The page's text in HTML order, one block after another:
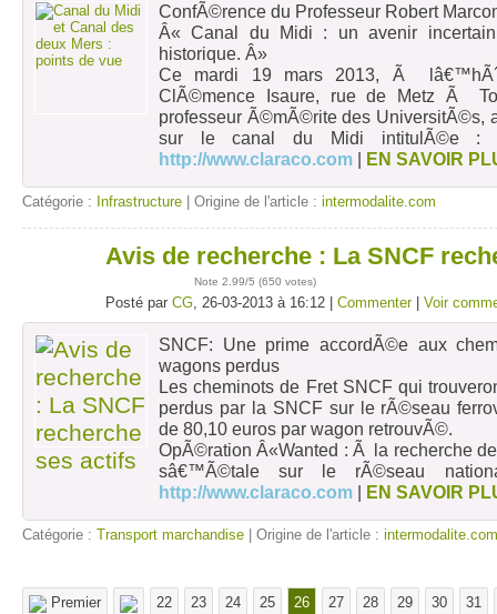
ConfÃ©rence du Professeur Robert
Â« Canal du Midi : un avenir
historique. Â»
Ce mardi 19 mars 2013, Ã
ClÃ©mence Isaure, rue de Metz Ã
professeur Ã©mÃ©rite des UniversitÃ©s,
sur le canal du Midi intitulÃ©e :
http://www.claraco.com | EN SAVOIR
Catégorie : Infrastructure | Origine de l'article : intermodalite.com
Avis de recherche : La SNCF
Note 2.99/5 (650 votes)
Posté par CG, 26-03-2013 à 16:12 | Commenter| Voir
SNCF: Une prime accordÃ©e aux
wagons perdus
Les cheminots de Fret SNCF qui
perdus par la SNCF sur le rÃ©seau
de 80,10 euros par wagon retrouvÃ©.
OpÃ©ration Â«Wanted : Ã la recherche
sâ€™Ã©tale sur le rÃ©seau
http://www.claraco.com | EN SAVOIR
Catégorie : Transport marchandise | Origine de l'article : intermodalite.com
Premier 22 23 24 25 26 27 28 29 30 31